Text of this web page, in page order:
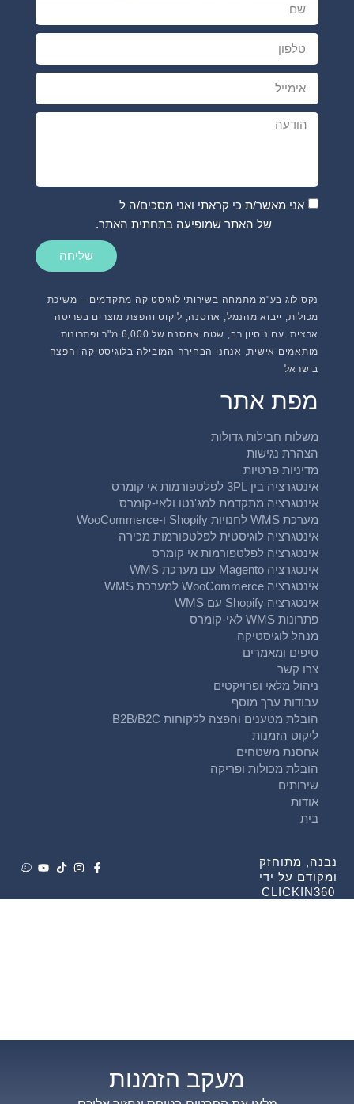
נקסולוג בע"מ מתמחה בשירותי לוגיסטיקה מתקדמים – משיכת
מכולות, ייבוא מהנמל, אחסנה, ליקוט והפצת מוצרים בפריסה
ארצית. עם ניסיון רב, שטח אחסנה של 6,000 מ"ר ופתרונות
מותאמים אישית, אנחנו הבחירה המובילה בלוגיסטיקה והפצה
בישראל
מפת אתר
משלוח חבילות גדולות
הצהרת נגישות
מדיניות פרטיות
אינטגרציה בין 3PL לפלטפורמות אי קומרס
אינטגרציה מתקדמת למג'נטו ולאי-קומרס
מערכת WMS לחנויות Shopify ו-WooCommerce
אינטגרציה לוגיסטית לפלטפורמות מכירה
אינטגרציה לפלטפורמות אי קומרס
אינטגרציה Magento עם מערכת WMS
אינטגרציה WooCommerce למערכת WMS
אינטגרציה Shopify עם WMS
פתרונות WMS לאי-קומרס
מנהל לוגיסטיקה
טיפים ומאמרים
צרו קשר
ניהול מלאי ופרויקטים
עבודות ערך מוסף
הובלת מטענים והפצה ללקוחות B2B/B2C
ליקוט הזמנות
אחסנת משטחים
הובלת מכולות ופריקה
שירותים
אודות
בית
אני מאשר/ת כי קראתי ואני מסכים/ה ל
של האתר שמופיעה בתחתית האתר.
שליחה
נבנה, מתוחזק
ומקודם על ידי
CLICKIN360
מעקב הזמנות